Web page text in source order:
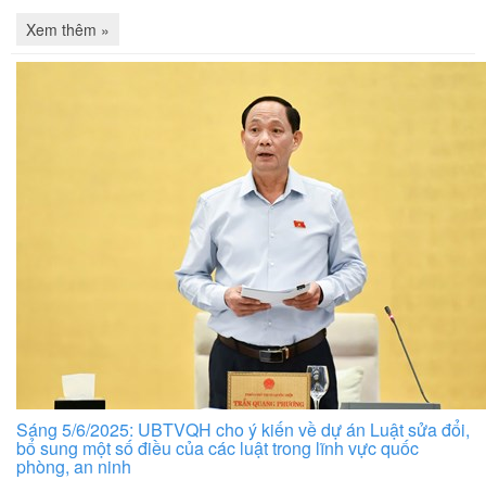
Xem thêm »
Sáng 5/6/2025: UBTVQH cho ý kiến về dự án Luật sửa đổi,
bổ sung một số điều của các luật trong lĩnh vực quốc
phòng, an ninh